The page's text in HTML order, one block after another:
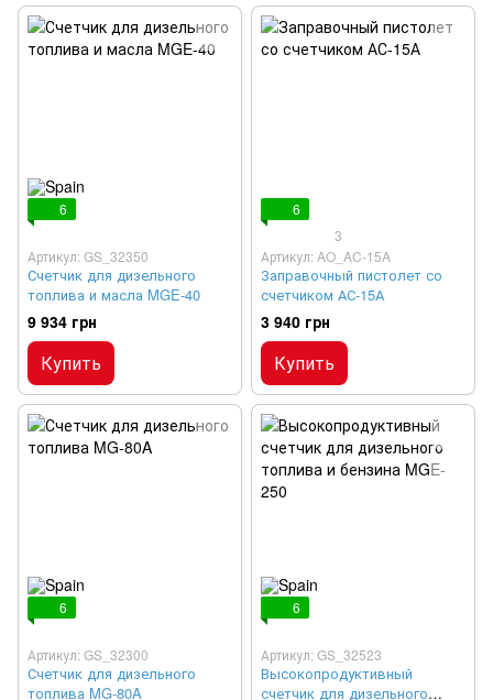
6
Артикул: GS_32350
Счетчик для дизельного
топлива и масла MGE-40
9 934 грн
Купить
6
3
Артикул: AO_AC-15A
Заправочный пистолет со
счетчиком АС-15А
3 940 грн
Купить
6
Артикул: GS_32300
Счетчик для дизельного
топлива MG-80A
6
Артикул: GS_32523
Высокопродуктивный
счетчик для дизельного